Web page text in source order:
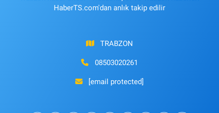
HaberTS.com'dan anlık takip edilir
TRABZON
08503020261
[email protected]